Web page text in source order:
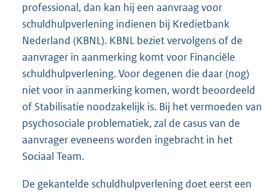
professional, dan kan hij een aanvraag voor
schuldhulpverlening indienen bij Kredietbank
Nederland (KBNL). KBNL beziet vervolgens of de
aanvrager in aanmerking komt voor Financiële
schuldhulpverlening. Voor degenen die daar (nog)
niet voor in aanmerking komen, wordt beoordeeld
of Stabilisatie noodzakelijk is. Bij het vermoeden van
psychosociale problematiek, zal de casus van de
aanvrager eveneens worden ingebracht in het
Sociaal Team.
De gekantelde schuldhulpverlening doet eerst een